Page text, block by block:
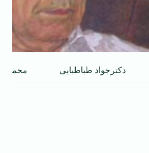
دکترجواد طباطبایی